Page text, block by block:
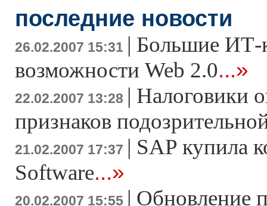
последние новости
26.02.2007 15:31 | Большие ИТ-
возможности Web 2.0...»
22.02.2007 13:28 | Налоговики
признаков
21.02.2007 17:37 | SAP купила
Software...»
20.02.2007 15:55 | Обновление